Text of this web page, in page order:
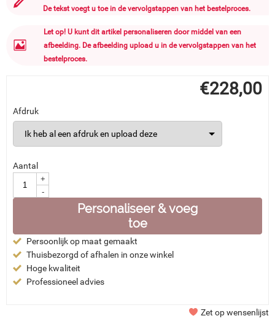
De tekst voegt u toe in de vervolgstappen van het bestelproces.
Let op! U kunt dit artikel personaliseren door middel van een
afbeelding. De afbeelding upload u in de vervolgstappen van het
bestelproces.
€228,00
Afdruk
Aantal
+
-
Personaliseer & voeg
toe
Persoonlijk op maat gemaakt
Thuisbezorgd of afhalen in onze winkel
Hoge kwaliteit
Professioneel advies
Zet op wensenlijst